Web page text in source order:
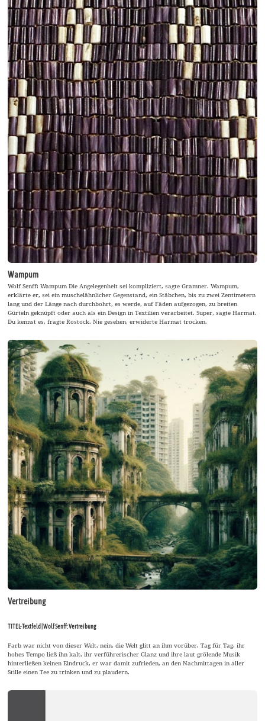
Wampum
Wolf Senff: Wampum Die Angelegenheit sei kompliziert, sagte Gramner. Wampum,
erklärte er, sei ein muschelähnlicher Gegenstand, ein Stäbchen, bis zu zwei Zentimetern
lang und der Länge nach durchbohrt, es werde, auf Fäden aufgezogen, zu breiten
Gürteln geknüpft oder auch als ein Design in Textilien verarbeitet. Super, sagte Harmat.
Du kennst es, fragte Rostock. Nie gesehen, erwiderte Harmat trocken.
Vertreibung
TITEL-Textfeld | Wolf Senff: Vertreibung
Farb war nicht von dieser Welt, nein, die Welt glitt an ihm vorüber, Tag für Tag, ihr
hohes Tempo ließ ihn kalt, ihr verführerischer Glanz und ihre laut grölende Musik
hinterließen keinen Eindruck, er war damit zufrieden, an den Nachmittagen in aller
Stille einen Tee zu trinken und zu plaudern.